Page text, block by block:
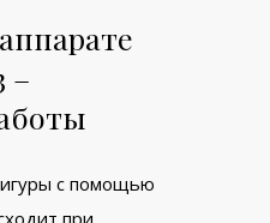
–
с помощью
при